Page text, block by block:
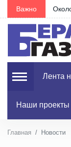
Важно
Лента
Наши проекты
Главная Новости